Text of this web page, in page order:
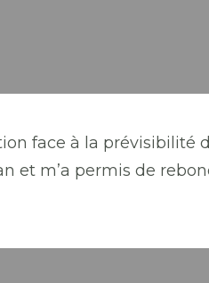
face à la prévisibilité
et m’a permis de